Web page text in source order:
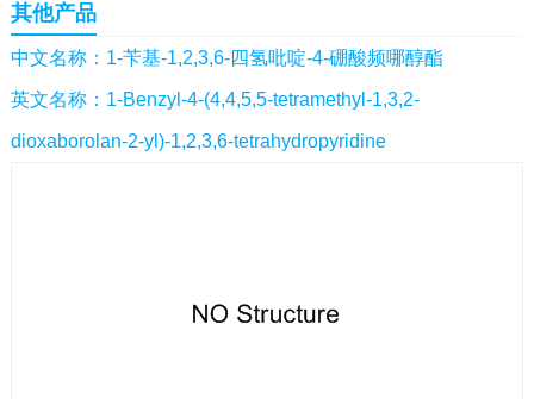
间体|抗高血压药物中间体
感染药物中间体
体 |抗精神病药物中间体 |抗炎药物中间体| 精选原料
药中间体|其他原料药中间体|
其他产品
中文名称：1-苄基-1,2,3,6-四氢吡啶-4-硼酸频哪醇酯
英文名称：1-Benzyl-4-(4,4,5,5-tetramethyl-1,3,2-
dioxaborolan-2-yl)-1,2,3,6-tetrahydropyridine